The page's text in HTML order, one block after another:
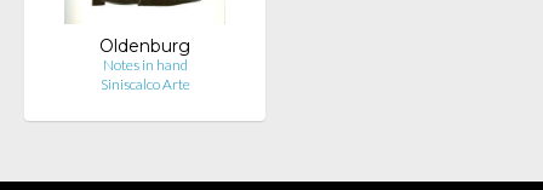
Oldenburg
Notes in hand
Siniscalco Arte